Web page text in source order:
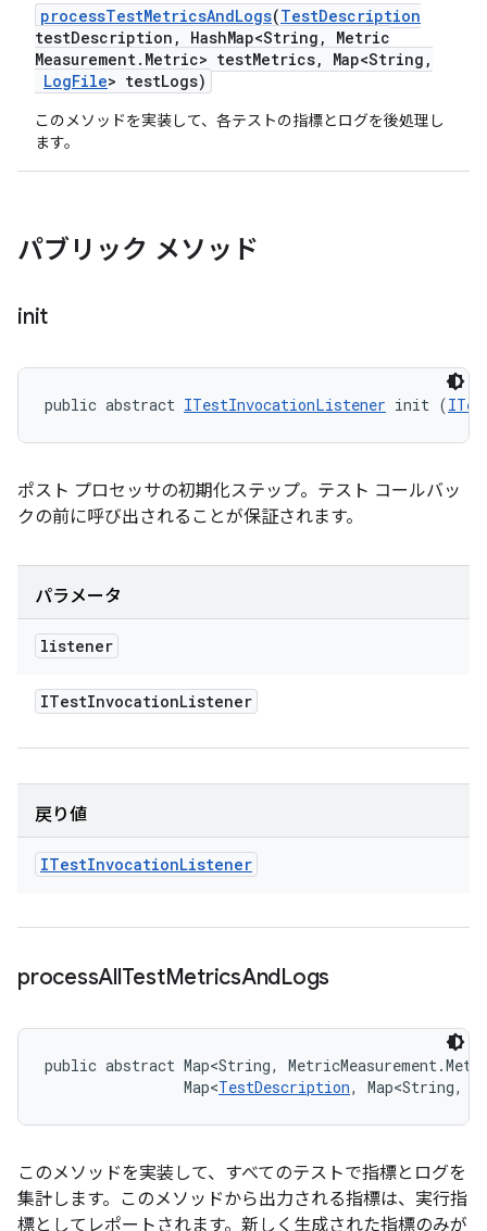
processTestMetricsAndLogs(TestDescription
testDescription , HashMap<String ,
Metric
Measurement. Metric> testMetrics, Map<String ,
LogFile> testLogs)
このメソッドを実装して、各テストの指標とログを後処理し
ます。
パブリック メソッド
init
public abstract ITestInvocationListener init (
ポスト プロセッサの初期化ステップ。テスト コールバッ
クの前に呼び出されることが保証されます。
パラメータ
listener
ITestInvocationListener
戻り値
ITestInvocationListener
processAllTestMetricsAndLogs
public abstract Map<String,
                Map<
TestDescription, Map<String,
このメソッドを実装して、すべてのテストで指標とログを
集計します。このメソッドから出力される指標は、実行指
標としてレポートされます。新しく生成された指標のみが